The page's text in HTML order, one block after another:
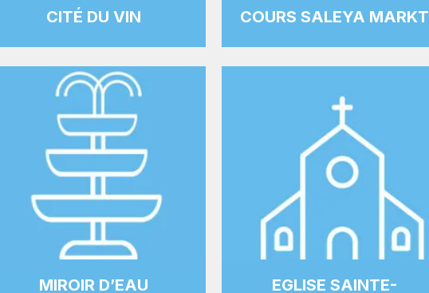
CITÉ DU VIN COURS SALEYA MARKT
MIROIR D’EAU
EGLISE SAINTE-